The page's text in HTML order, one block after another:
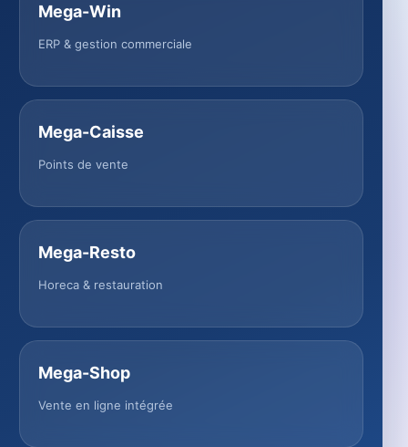
Mega-Win
ERP & gestion commerciale
Mega-Caisse
Points de vente
Mega-Resto
Horeca & restauration
Mega-Shop
Vente en ligne intégrée